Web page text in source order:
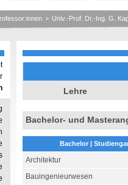
> Univ.-Prof. Dr.-Ing. G.
Lehre
Bachelor- und
Bachelor |
Architektur
Bauingenieurwesen